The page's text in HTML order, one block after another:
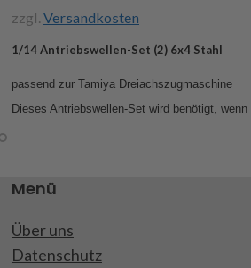
zzgl. Versandkosten
1/14 Antriebswellen-Set (2) 6x4 Stahl
passend zur Tamiya Dreiachszugmaschine
Dieses Antriebswellen-Set wird benötigt, wenn
umgerüstet wird.
41 mm
Material: Stahl gehärtet
Menü
Über uns
Datenschutz